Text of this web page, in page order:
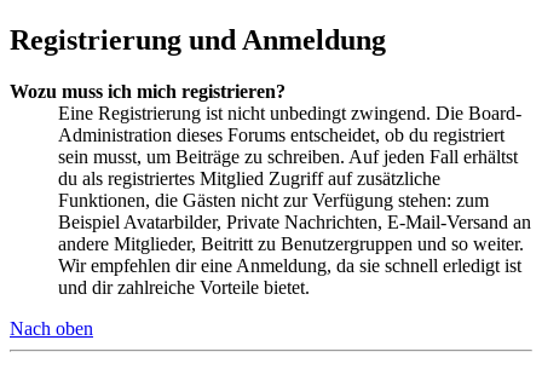
Registrierung und Anmeldung
Wozu muss ich mich registrieren?
Eine Registrierung ist nicht unbedingt zwingend. Die Board-
Administration dieses Forums entscheidet, ob du registriert
sein musst, um Beiträge zu schreiben. Auf jeden Fall erhältst
du als registriertes Mitglied Zugriff auf zusätzliche
Funktionen, die Gästen nicht zur Verfügung stehen: zum
Beispiel Avatarbilder, Private Nachrichten, E-Mail-Versand an
andere Mitglieder, Beitritt zu Benutzergruppen und so weiter.
Wir empfehlen dir eine Anmeldung, da sie schnell erledigt ist
und dir zahlreiche Vorteile bietet.
Nach oben